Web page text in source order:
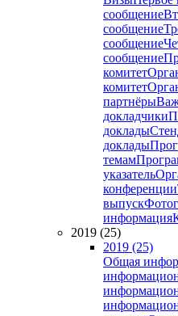
сообщение
сообщение
сообщение
сообщение
комитет
комитет
партнёры
докладчики
доклады
доклады
темам
указатель
конференции
выпуск
информация
2019 (25)
2019 (25)
Общая